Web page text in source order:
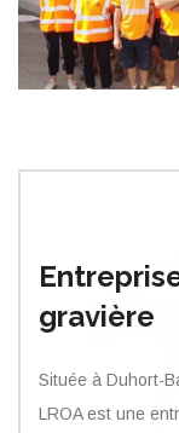
gravière
Située à Duhort-
LROA est une